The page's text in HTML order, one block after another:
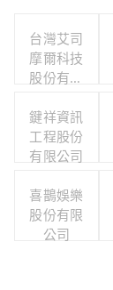
台灣艾司
摩爾科技
股份有限
鍵祥資訊
工程股份
有限公司
喜鵲娛樂
股份有限
公司